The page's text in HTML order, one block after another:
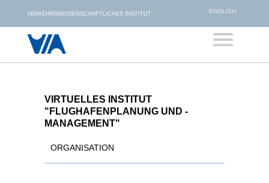
VERKEHRSWISSENSCHAFTLICHES INSTITUT ENGLISH
VIRTUELLES INSTITUT
"FLUGHAFENPLANUNG UND -
MANAGEMENT"
ORGANISATION